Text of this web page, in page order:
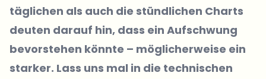
täglichen als auch die stündlichen Charts
deuten darauf hin, dass ein Aufschwung
bevorstehen könnte – möglicherweise ein
starker. Lass uns mal in die technischen